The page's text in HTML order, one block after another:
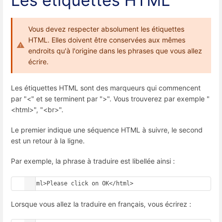
Vous devez respecter absolument les étiquettes
HTML. Elles doivent être conservées aux mêmes
endroits qu'à l'origine dans les phrases que vous allez
écrire.
Les étiquettes HTML sont des marqueurs qui commencent
par "<" et se terminent par ">". Vous trouverez par exemple "
<html>", "<br>".
Le premier indique une séquence HTML à suivre, le second
est un retour à la ligne.
Par exemple, la phrase à traduire est libellée ainsi :
<html>Please click on OK</html>
Lorsque vous allez la traduire en français, vous écrirez :